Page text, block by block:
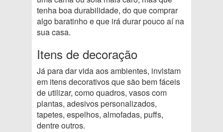
tenha boa durabilidade, do que comprar
algo baratinho e que irá durar pouco aí na
sua casa.
Itens de decoração
Já para dar vida aos ambientes, invistam
em itens decorativos que são bem fáceis
de utilizar, como quadros, vasos com
plantas, adesivos personalizados,
tapetes, espelhos, almofadas, puffs,
dentre outros.